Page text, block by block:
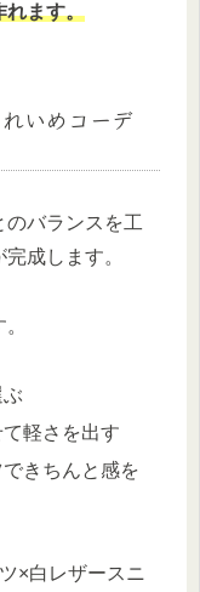
れます。
いめコーデ
のバランスを工
成します。
軽さを出す
きちんと感を
×白レザースニ